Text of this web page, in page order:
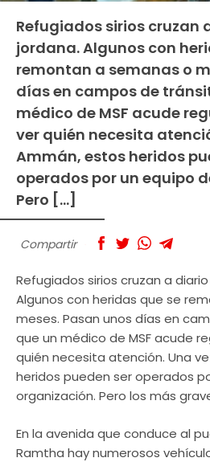
Refugiados sirios cruzan
jordana. Algunos con
remontan a semanas o
días en campos de
médico de MSF acude
ver quién necesita
Ammán, estos heridos
operados por un equipo
Pero […]
Compartir
Refugiados sirios cruzan a
Algunos con heridas que se
meses. Pasan unos días en
que un médico de MSF acude
quién necesita atención. Una
heridos pueden ser operados
organización. Pero los más
En la avenida que conduce al
Ramtha hay numerosos